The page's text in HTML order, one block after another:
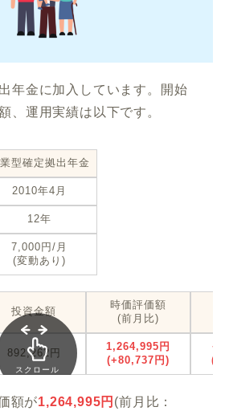
年金に加入しています。開始
、運用実績は以下です。
型確定拠出年金
2010年4月
12年
7,000円/月
(変動あり)
投資金額
時価評価額
(前月比)
892,262円
1,264,995円
(+80,737円)
スクロール
額が1,264,995円 (前月比：